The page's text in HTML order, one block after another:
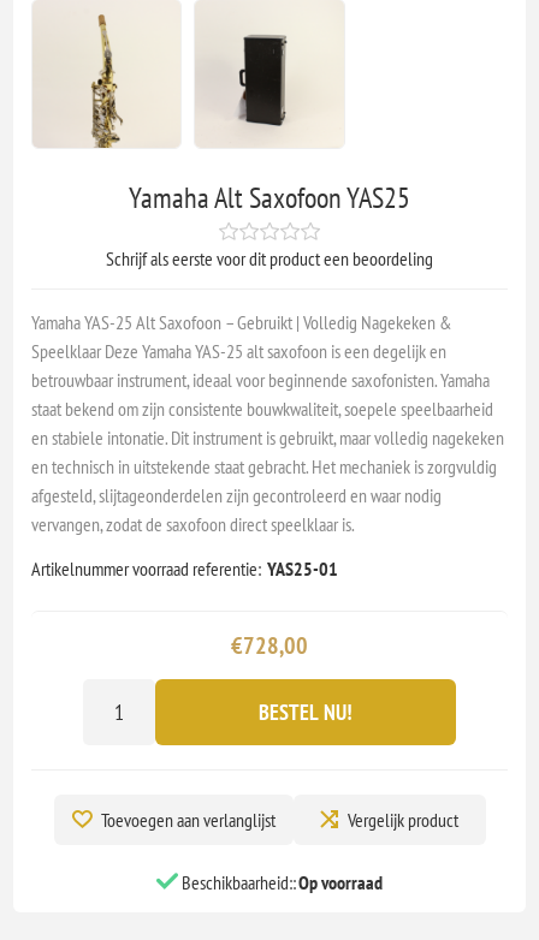
Yamaha Alt Saxofoon YAS25
Schrijf als eerste voor dit product een beoordeling
Yamaha YAS-25 Alt Saxofoon – Gebruikt | Volledig Nagekeken &
Speelklaar Deze Yamaha YAS-25 alt saxofoon is een degelijk en
betrouwbaar instrument, ideaal voor beginnende saxofonisten. Yamaha
staat bekend om zijn consistente bouwkwaliteit, soepele speelbaarheid
en stabiele intonatie. Dit instrument is gebruikt, maar volledig nagekeken
en technisch in uitstekende staat gebracht. Het mechaniek is zorgvuldig
afgesteld, slijtageonderdelen zijn gecontroleerd en waar nodig
vervangen, zodat de saxofoon direct speelklaar is.
Artikelnummer voorraad referentie: YAS25-01
€728,00
BESTEL NU!
Toevoegen aan verlanglijst Vergelijk product
Beschikbaarheid::Op voorraad